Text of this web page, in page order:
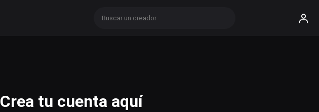
Crea tu cuenta aquí